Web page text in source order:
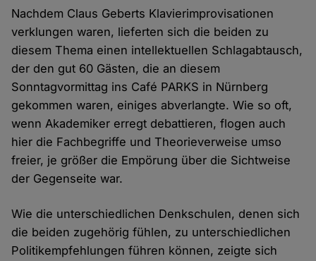
Nachdem Claus Geberts Klavierimprovisationen
verklungen waren, lieferten sich die beiden zu
diesem Thema einen intellektuellen Schlagabtausch,
der den gut 60 Gästen, die an diesem
Sonntagvormittag ins Café PARKS in Nürnberg
gekommen waren, einiges abverlangte. Wie so oft,
wenn Akademiker erregt debattieren, flogen auch
hier die Fachbegriffe und Theorieverweise umso
freier, je größer die Empörung über die Sichtweise
der Gegenseite war.
Wie die unterschiedlichen Denkschulen, denen sich
die beiden zugehörig fühlen, zu unterschiedlichen
Politikempfehlungen führen können, zeigte sich